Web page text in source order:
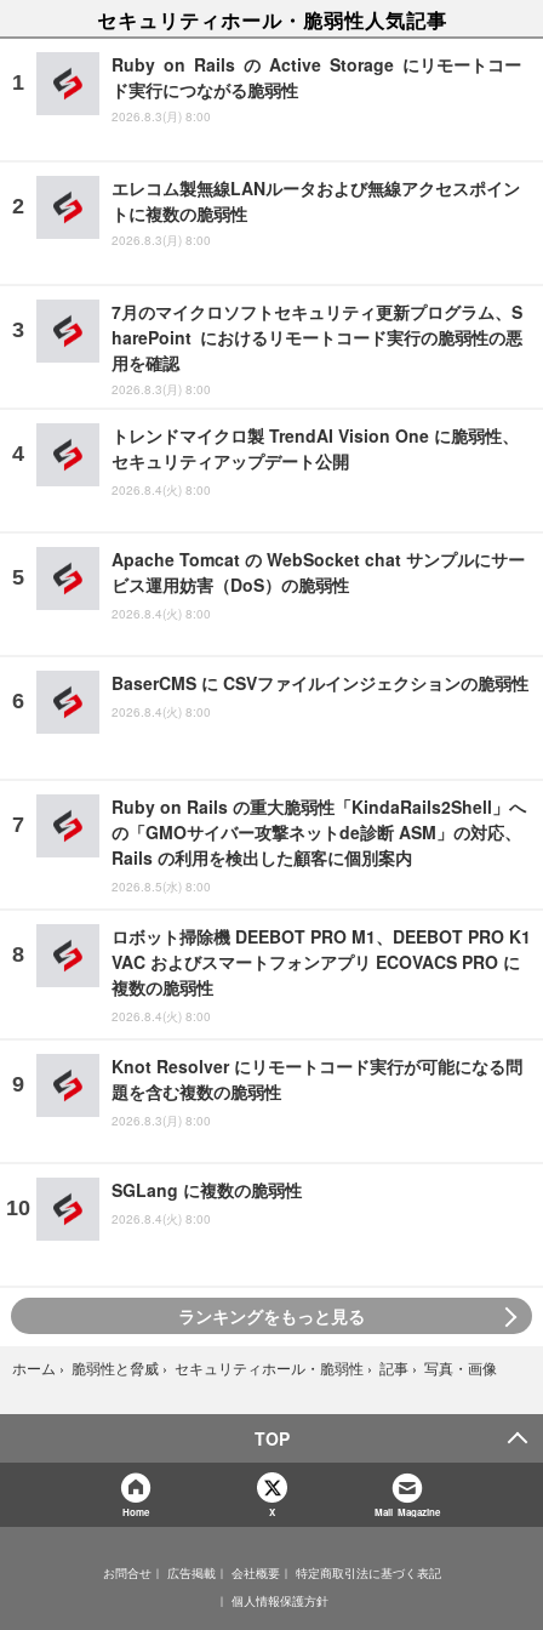
セキュリティホール・脆弱性人気記事
Ruby on Rails の Active Storage にリモートコー
ド実行につながる脆弱性
2026.8.3(月) 8:00
エレコム製無線LANルータおよび無線アクセスポイン
トに複数の脆弱性
2026.8.3(月) 8:00
7月のマイクロソフトセキュリティ更新プログラム、S
harePoint におけるリモートコード実行の脆弱性の悪
用を確認
2026.8.3(月) 8:00
トレンドマイクロ製 TrendAI Vision One に脆弱性、
セキュリティアップデート公開
2026.8.4(火) 8:00
Apache Tomcat の WebSocket chat サンプルにサー
ビス運用妨害（DoS）の脆弱性
2026.8.4(火) 8:00
BaserCMS に CSVファイルインジェクションの脆弱性
2026.8.4(火) 8:00
Ruby on Rails の重大脆弱性「KindaRails2Shell」へ
の「GMOサイバー攻撃ネットde診断 ASM」の対応、
Rails の利用を検出した顧客に個別案内
2026.8.5(水) 8:00
ロボット掃除機 DEEBOT PRO M1、DEEBOT PRO K1
VAC およびスマートフォンアプリ ECOVACS PRO に
複数の脆弱性
2026.8.4(火) 8:00
Knot Resolver にリモートコード実行が可能になる問
題を含む複数の脆弱性
2026.8.3(月) 8:00
SGLang に複数の脆弱性
2026.8.4(火) 8:00
ランキングをもっと見る
ホーム › 脆弱性と脅威 › セキュリティホール・脆弱性 › 記事 › 写真・画像
TOP
Home X Mail Magazine
お問合せ 広告掲載 会社概要
特定商取引法に基づく表記
個人情報保護方針